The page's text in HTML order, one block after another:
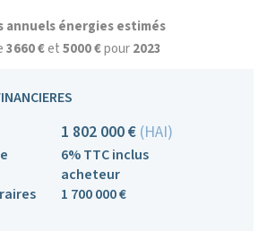
annuels énergies estimés
3660 €et5000 €pour2023
1 802 000 € (HAI)
6% TTC inclus
acheteur
1 700 000 €